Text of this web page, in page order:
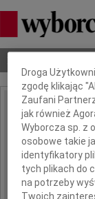
IMIĘ I NAZWISKO:
REGION:
DATA EMISJI:
Dbamy o Twoją
Droga
zgodę klikając
Zaufani
jak również
Wyborcza sp. z
osobowe takie
identyfikatory
tych plikach do
na potrzeby
Twoich